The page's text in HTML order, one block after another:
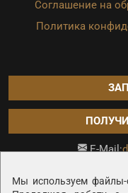
Мы используем файлы-
Соглашение на
Политика
E-Mail: